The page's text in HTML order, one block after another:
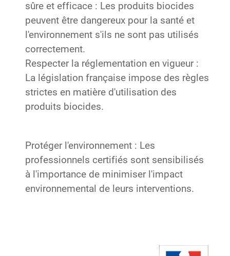
sûre et efficace : Les produits biocides
peuvent être dangereux pour la santé et
l'environnement s'ils ne sont pas utilisés
correctement.
Respecter la réglementation en vigueur :
La législation française impose des règles
strictes en matière d'utilisation des
produits biocides.
Protéger l'environnement : Les
professionnels certifiés sont sensibilisés
à l'importance de minimiser l'impact
environnemental de leurs interventions.